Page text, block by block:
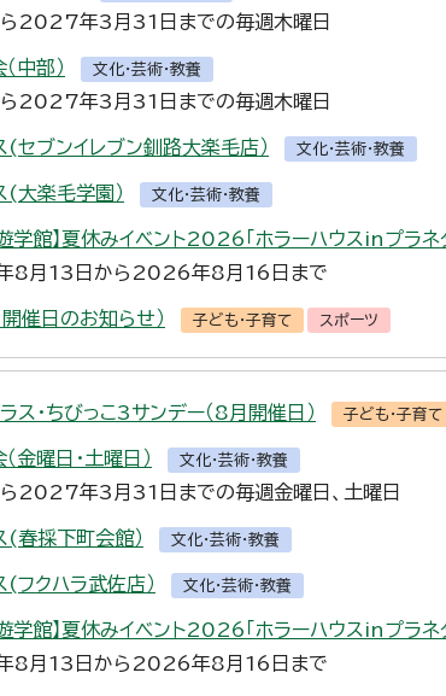
2027年3月31日までの毎週木曜日
中部） 文化・芸術・教養
2027年3月31日までの毎週木曜日
(セブンイレブン釧路大楽毛店） 文化・芸術・教養
(大楽毛学園） 文化・芸術・教養
学館】夏休みイベント2026「ホラーハウスinプラネ
8月13日から2026年8月16日まで
催日のお知らせ） 子ども・子育て スポーツ
ス・ちびっこ3サンデー（8月開催日） 子ども・子育て
金曜日・土曜日） 文化・芸術・教養
2027年3月31日までの毎週金曜日、土曜日
(春採下町会館） 文化・芸術・教養
(フクハラ武佐店） 文化・芸術・教養
学館】夏休みイベント2026「ホラーハウスinプラネ
8月13日から2026年8月16日まで